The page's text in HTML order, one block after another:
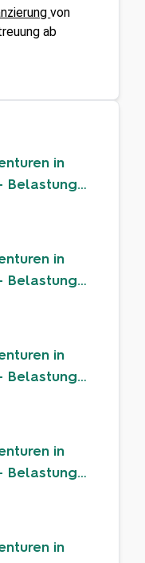
von
ab
in
Belastung
in
Belastung
in
Belastung
in
Belastung
in